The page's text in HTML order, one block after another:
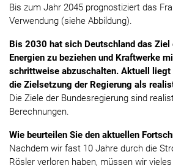
Bis zum Jahr 2045 prognostiziert das
Verwendung (siehe Abbildung).
Bis 2030 hat sich Deutschland das
Energien zu beziehen und Kraftwerke
schrittweise abzuschalten. Aktuell liegt
die Zielsetzung der Regierung als
‍Die Ziele der Bundesregierung sind
Berechnungen. ‍
Wie beurteilen Sie den aktuellen
Nachdem wir fast 10 Jahre durch die
Rösler verloren haben, müssen wir